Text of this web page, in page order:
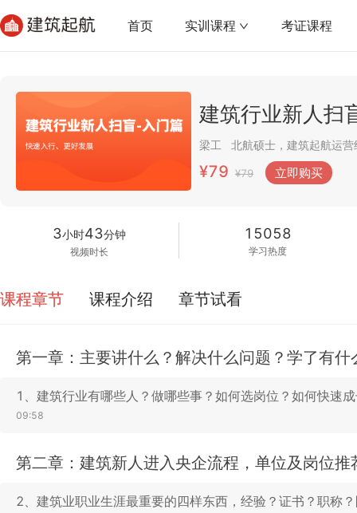
首页 实训课程 考证课程
建筑行业新人扫
梁工
¥79 ¥79 立即购买
3小时43分钟
视频时长
15058
学习热度
课程章节 课程介绍 章节试看
第一章：主要讲什么？解决什么问题？学了有什
1、建筑行业有哪些人？做哪些事？如何选岗位？如何快速
09:58
第二章：建筑新人进入央企流程，单位及岗位推
2、建筑业职业生涯最重要的四样东西，经验？证书？职称